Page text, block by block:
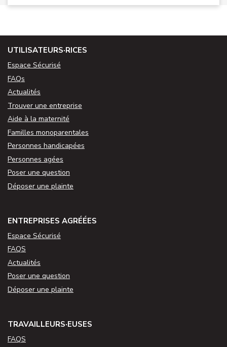
UTILISATEURS·RICES
Espace Sécurisé
FAQs
Actualités
Trouver une entreprise
Aide à la maternité
Familles monoparentales
Personnes handicapées
Personnes agées
Poser une question
Déposer une plainte
ENTREPRISES AGRÉÉES
Espace Sécurisé
FAQS
Actualités
Poser une question
Déposer une plainte
TRAVAILLEURS·EUSES
FAQS